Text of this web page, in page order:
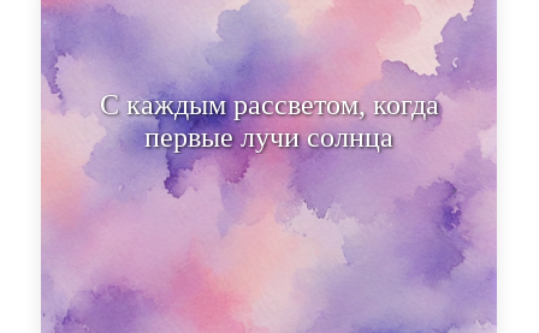
С каждым рассветом, когда
первые лучи солнца
пробиваются сквозь занавеси, м